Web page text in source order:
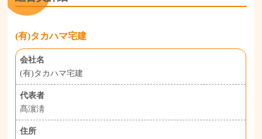
(有)タカハマ宅建
会社名
(有)タカハマ宅建
代表者
髙濵淸
住所